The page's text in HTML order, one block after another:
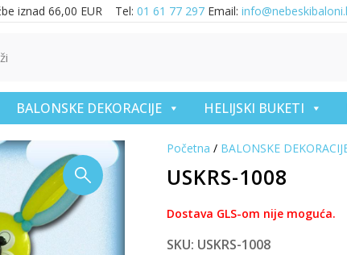
iznad 66,00 EUR Tel: 01 61 77 297 Email:
BALONSKE DEKORACIJE HELIJSKI BUKETI
Početna / BALONSKE
USKRS-1008
Dostava GLS-om nije moguća.
SKU: USKRS-1008